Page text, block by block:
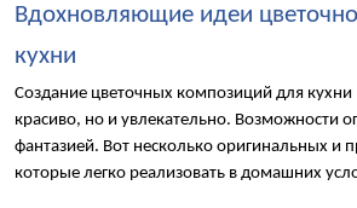
Вдохновляющие идеи
кухни
Создание цветочных композиций для
красиво, но и увлекательно. Возможности
фантазией. Вот несколько оригинальных и
которые легко реализовать в домашних